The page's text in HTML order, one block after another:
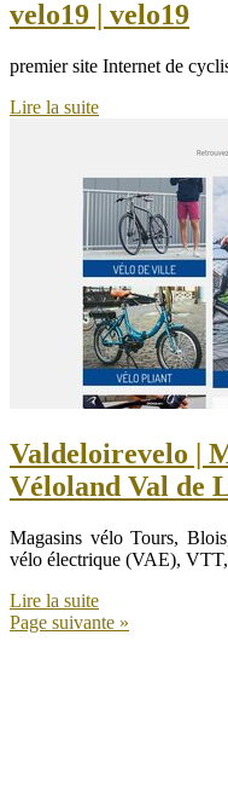
velo19 | velo19
premier site Internet de
Lire la suite
Val­deloireve­lo |
Véloland Val de
Magasins vélo Tours,
vélo électrique (VAE),
Lire la suite
Page suivante »